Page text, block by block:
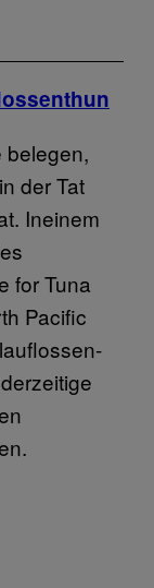
belegen,
der Tat
Ineinem
for Tuna
Pacific